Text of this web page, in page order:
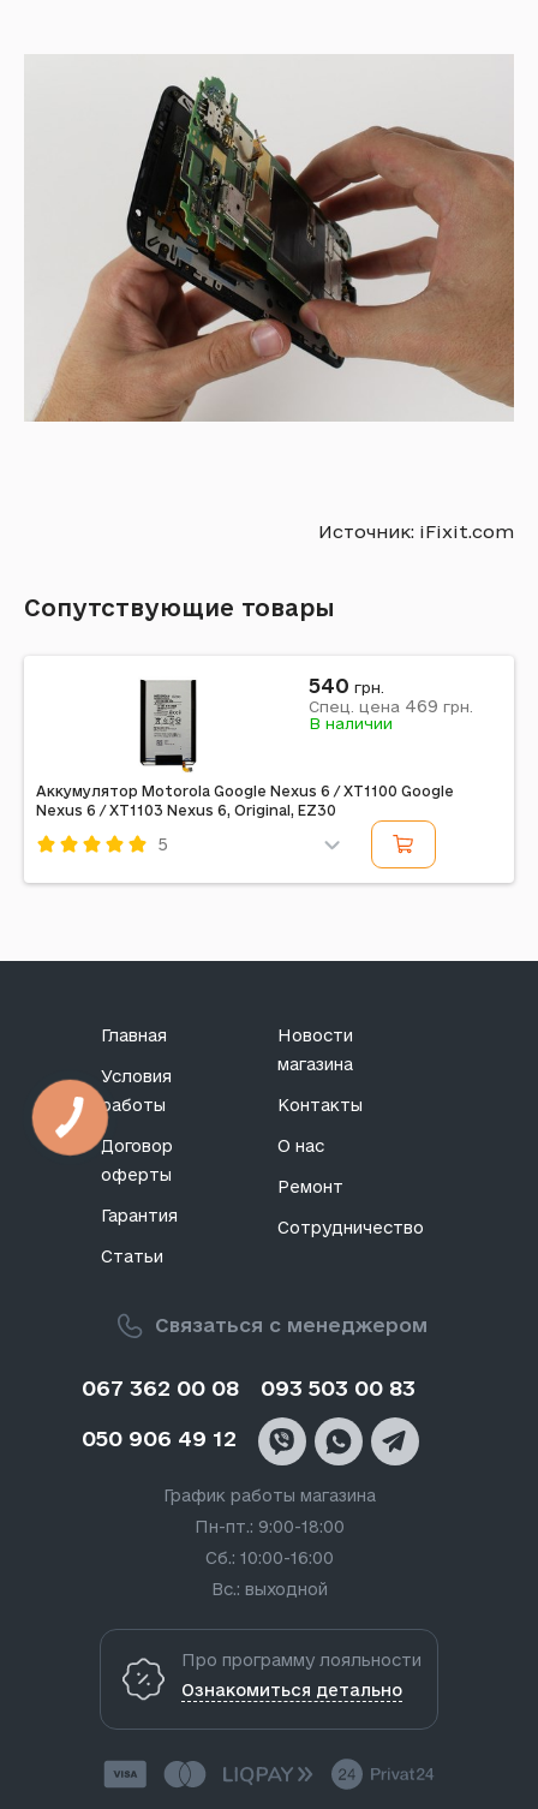
Источник: iFixit.com
Сопутствующие товары
Аккумулятор Motorola Google Nexus 6 / XT1100 Google
Nexus 6 / XT1103 Nexus 6, Original, EZ30
5
540 грн.
Спец. цена 469 грн.
В наличии
Связаться с менеджером
067 362 00 08 093 503 00 83
050 906 49 12
График работы магазина
Пн-пт.: 9:00-18:00
Сб.: 10:00-16:00
Вс.: выходной
Главная
Условия
работы
Договор
оферты
Гарантия
Статьи
Новости
магазина
Контакты
О нас
Ремонт
Сотрудничество
Про программу лояльности
Ознакомиться детально